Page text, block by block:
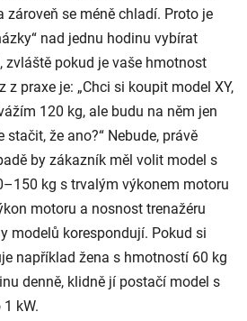
se méně chladí. Proto je
nad jednu hodinu vybírat
zvláště pokud je vaše hmotnost
praxe je: „Chci si koupit model XY,
120 kg, ale budu na něm jen
že ano?“ Nebude, právě
by zákazník měl volit model s
kg s trvalým výkonem motoru
motoru a nosnost trenažéru
modelů korespondují. Pokud si
například žena s hmotností 60 kg
denně, klidně jí postačí model s
kW.